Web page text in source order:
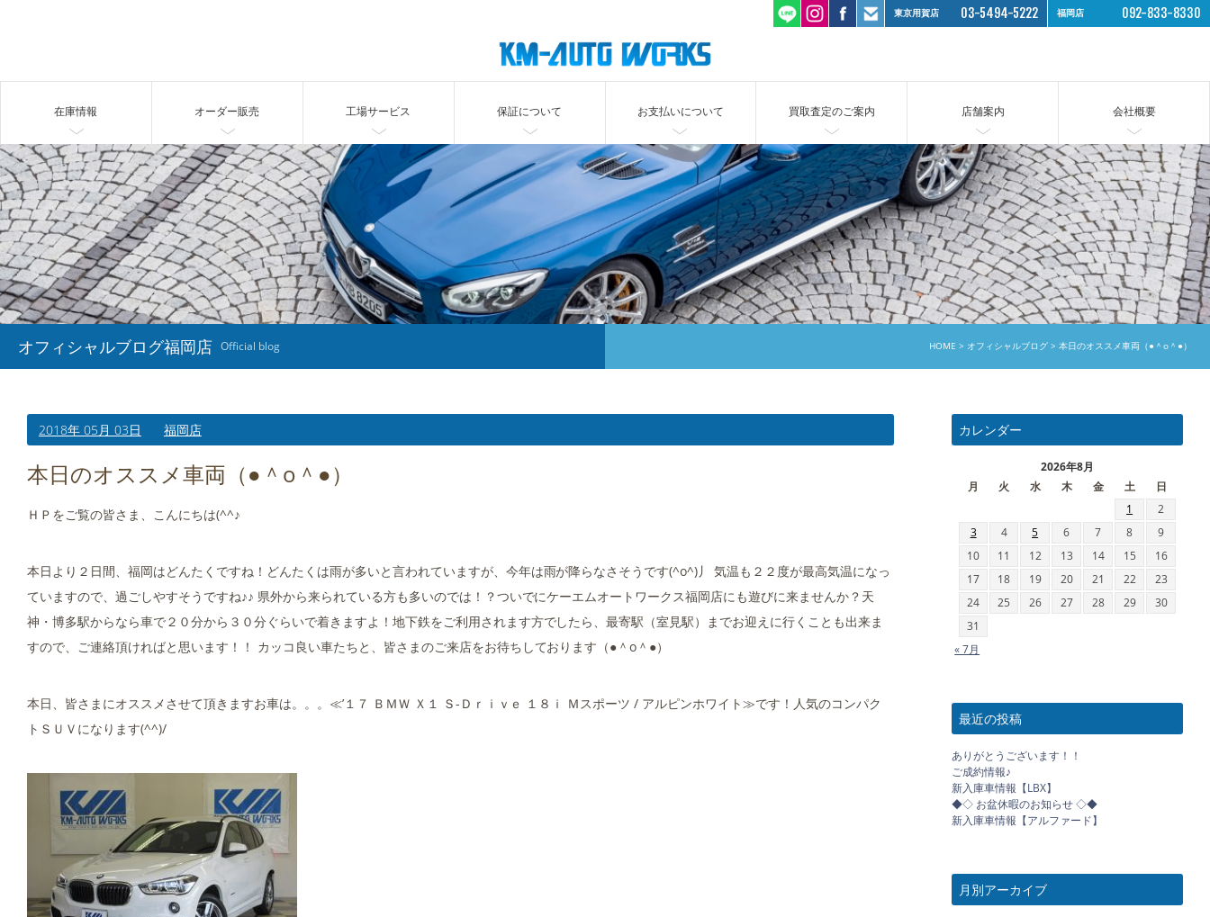
東京用賀店 03-5494-5222 福岡店 092-833-8330
在庫情報 オーダー販売 工場サービス 保証について お支払いについて 買取査定のご案内 店舗案内 会社概要
オフィシャルブログ福岡店 Official blog HOME オフィシャルブログ 本日のオススメ車両（●＾o＾●）
2018年 05月 03日 福岡店
本日のオススメ車両（●＾o＾●）
ＨＰをご覧の皆さま、こんにちは(^^♪
本日より２日間、福岡はどんたくですね！どんたくは雨が多いと言われていますが、今年は雨が降らなさそうです(^o^)丿 気温も２２度が最高気温になっ
ていますので、過ごしやすそうですね♪♪ 県外から来られている方も多いのでは！？ついでにケーエムオートワークス福岡店にも遊びに来ませんか？天
神・博多駅からなら車で２０分から３０分ぐらいで着きますよ！地下鉄をご利用されます方でしたら、最寄駅（室見駅）までお迎えに行くことも出来ま
すので、ご連絡頂ければと思います！！ カッコ良い車たちと、皆さまのご来店をお待ちしております（●＾o＾●）
本日、皆さまにオススメさせて頂きますお車は。。。≪’１７ ＢＭＷ Ｘ１ Ｓ-Ｄｒｉｖｅ １８ｉ Ｍスポーツ / アルピンホワイト≫です！人気のコンパク
トＳＵＶになります(^^)/
カレンダー
2026年8月
月
火 水 木 金 土
日
1
2
3
4 5 6 7 8
9
10
11 12 13 14 15
16
17
18 19 20 21 22
23
24
25 26 27 28 29
30
31
« 7月
最近の投稿
ありがとうございます！！
ご成約情報♪
新入庫車情報【LBX】
◆◇ お盆休暇のお知らせ ◇◆
新入庫車情報【アルファード】
月別アーカイブ